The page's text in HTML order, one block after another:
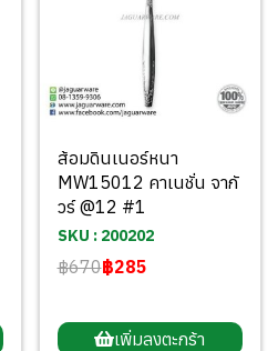
ส้อมดินเนอร์หนา
MW15012 คาเนชั่น จากั
วร์ @12 #1
SKU : 200202
฿670฿285
เพิ่มลงตะกร้า